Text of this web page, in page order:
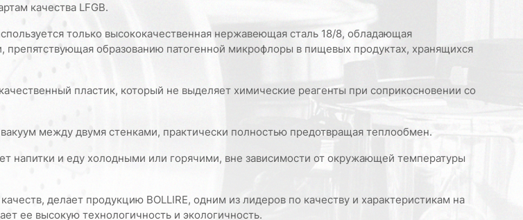
качества LFGB.
только высококачественная нержавеющая сталь 18/8, обладающая
препятствующая образованию патогенной микрофлоры в пищевых продуктах, хранящихся
пластик, который не выделяет химические реагенты при соприкосновении со
вакуум между двумя стенками, практически полностью предотвращая теплообмен.
напитки и еду холодными или горячими, вне зависимости от окружающей температуры
делает продукцию BOLLIRE, одним из лидеров по качеству и характеристикам на
ее высокую технологичность и экологичность.